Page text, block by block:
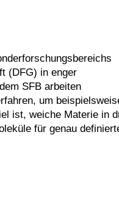
(DFG) in enger
SFB arbeiten
um
ist, weiche Materie in
für genau